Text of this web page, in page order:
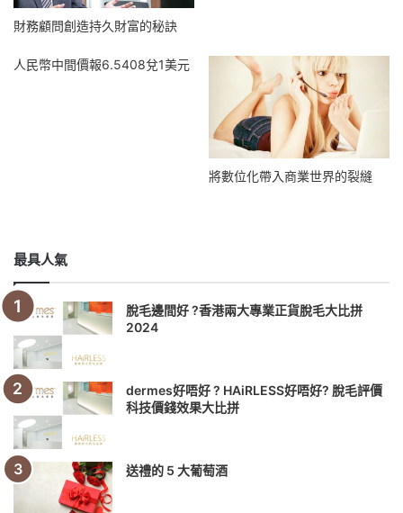
財務顧問創造持久財富的秘訣
人民幣中間價報6.5408兌1美元
將數位化帶入商業世界的裂縫
最具人氣
脫毛邊間好 ?香港兩大專業正貨脫毛大比拼
2024
dermes好唔好 ? HAiRLESS好唔好? 脫毛評價
科技價錢效果大比拼
送禮的 5 大葡萄酒